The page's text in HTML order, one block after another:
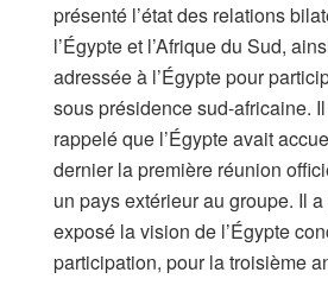
présenté l’état des relations
l’Égypte et l’Afrique du Sud,
adressée à l’Égypte pour
sous présidence sud-africaine.
rappelé que l’Égypte avait
dernier la première réunion
un pays extérieur au groupe. Il
exposé la vision de l’Égypte
participation, pour la troisième